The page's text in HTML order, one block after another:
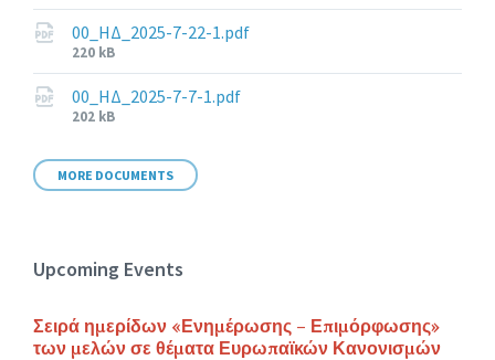
size:
00_ΗΔ_2025-7-22-1.pdf
File
size:
220 kB
00_ΗΔ_2025-7-7-1.pdf
File
202 kB
MORE DOCUMENTS
Upcoming Events
Σειρά ημερίδων «Ενημέρωσης – Επιμόρφωσης»
των μελών σε θέματα Ευρωπαϊκών Κανονισμών